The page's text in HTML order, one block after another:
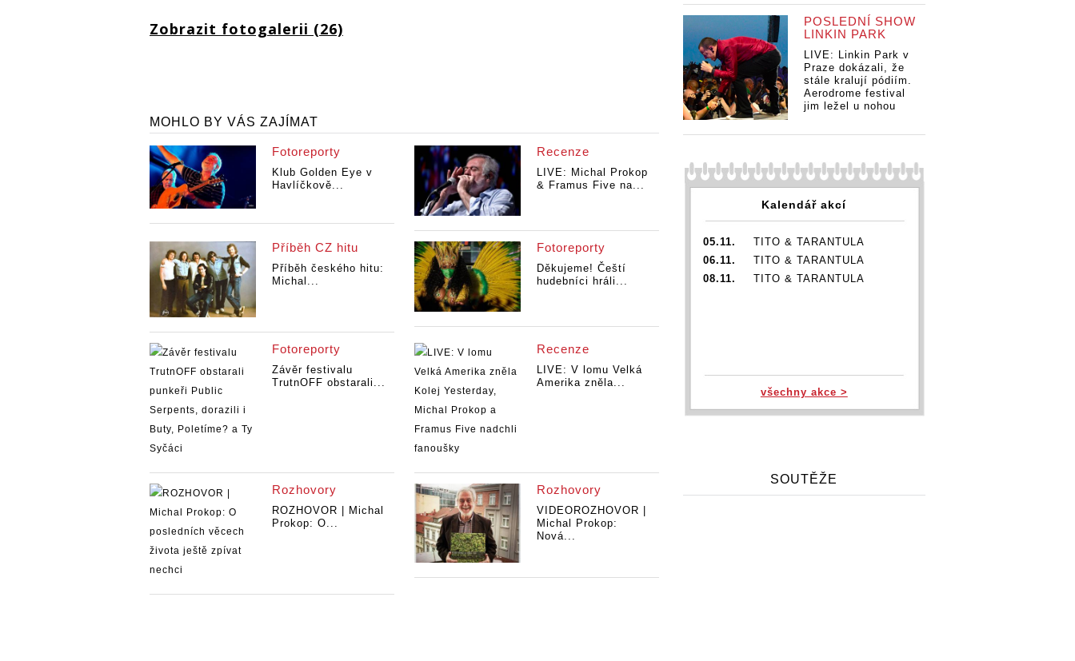
Zobrazit fotogalerii (26)
MOHLO BY VÁS ZAJÍMAT
Fotoreporty
Klub Golden Eye v
Havlíčkově...
Recenze
LIVE: Michal Prokop
& Framus Five na...
Příběh CZ hitu
Příběh českého hitu:
Michal...
Fotoreporty
Děkujeme! Čeští
hudebníci hráli...
Fotoreporty
Závěr festivalu
TrutnOFF obstarali...
Recenze
LIVE: V lomu Velká
Amerika zněla...
Rozhovory
ROZHOVOR | Michal
Prokop: O...
Rozhovory
VIDEOROZHOVOR |
Michal Prokop:
Nová...
POSLEDNÍ SHOW
LINKIN PARK
LIVE: Linkin Park v
Praze dokázali, že
stále kralují pódiím.
Aerodrome festival
jim ležel u nohou
Kalendář akcí
05.11.
TITO & TARANTULA
06.11.
TITO & TARANTULA
08.11.
TITO & TARANTULA
všechny akce >
SOUTĚŽE